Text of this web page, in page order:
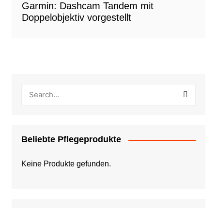
Garmin: Dashcam Tandem mit
Doppelobjektiv vorgestellt
Beliebte Pflegeprodukte
Keine Produkte gefunden.